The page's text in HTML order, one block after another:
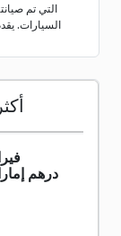
التي تم
السيارات.
فيراري
2,500 درهم